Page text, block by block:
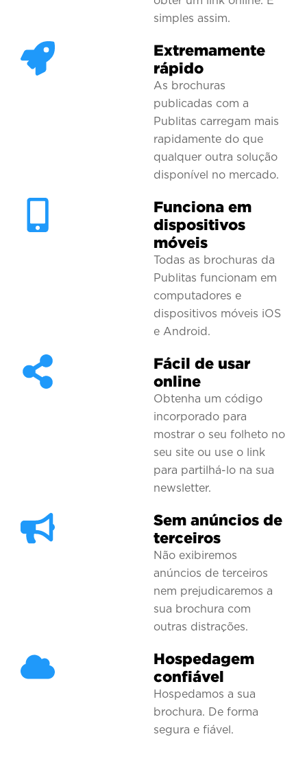
simples assim.
Extremamente
rápido
As brochuras
publicadas com a
Publitas carregam mais
rapidamente do que
qualquer outra solução
disponível no mercado.
Funciona em
dispositivos
móveis
Todas as brochuras da
Publitas funcionam em
computadores e
dispositivos móveis iOS
e Android.
Fácil de usar
online
Obtenha um código
incorporado para
mostrar o seu folheto no
seu site ou use o link
para partilhá-lo na sua
newsletter.
Sem anúncios de
terceiros
Não exibiremos
anúncios de terceiros
nem prejudicaremos a
sua brochura com
outras distrações.
Hospedagem
confiável
Hospedamos a sua
brochura. De forma
segura e fiável.